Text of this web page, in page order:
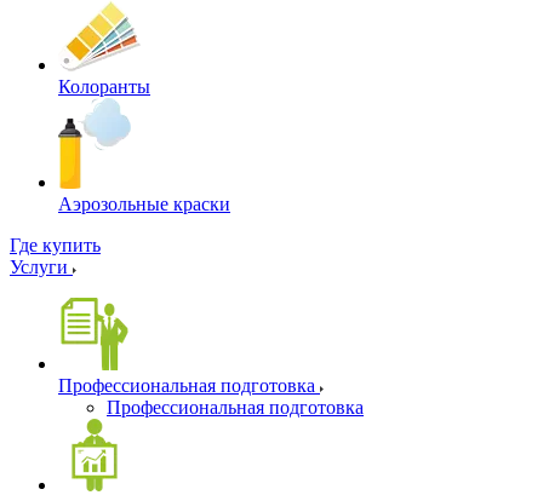
Колоранты
Аэрозольные краски
Где купить
Услуги
Профессиональная подготовка
Профессиональная подготовка